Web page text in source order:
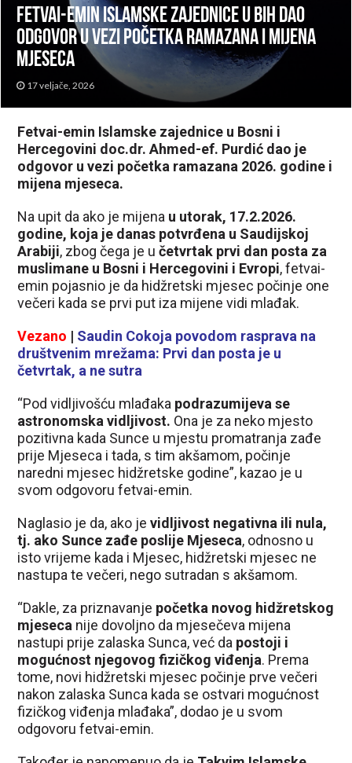
Fetvai-emin Islamske zajednice u BiH dao
odgovor u vezi početka ramazana i mijena
mjeseca
17 veljače, 2026
Fetvai-emin Islamske zajednice u Bosni i
Hercegovini doc.dr. Ahmed-ef. Purdić dao je
odgovor u vezi početka ramazana 2026. godine i
mijena mjeseca.
Na upit da ako je mijena u utorak, 17.2.2026.
godine, koja je danas potvrđena u Saudijskoj
Arabiji, zbog čega je učetvrtak prvi dan posta za
muslimane u Bosni i Hercegovini i Evropi, fetvai-
emin pojasnio je da hidžretski mjesec počinje one
večeri kada se prvi put iza mijene vidi mlađak.
Vezano | Saudin Cokoja povodom rasprava na
društvenim mrežama: Prvi dan posta je u
četvrtak, a ne sutra
“Pod vidljivošću mlađaka podrazumijeva se
astronomska vidljivost. Ona je za neko mjesto
pozitivna kada Sunce u mjestu promatranja zađe
prije Mjeseca i tada, s tim akšamom, počinje
naredni mjesec hidžretske godine”, kazao je u
svom odgovoru fetvai-emin.
Naglasio je da, ako jevidljivost negativna ili nula,
tj. ako Sunce zađe poslije Mjeseca, odnosno u
isto vrijeme kada i Mjesec, hidžretski mjesec ne
nastupa te večeri, nego sutradan s akšamom.
“Dakle, za priznavanje početka novog hidžretskog
mjeseca nije dovoljno da mjesečeva mijena
nastupi prije zalaska Sunca, već da postoji i
mogućnost njegovog fizičkog viđenja. Prema
tome, novi hidžretski mjesec počinje prve večeri
nakon zalaska Sunca kada se ostvari mogućnost
fizičkog viđenja mlađaka”, dodao je u svom
odgovoru fetvai-emin.